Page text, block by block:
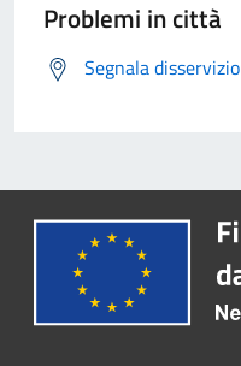
Problemi in città
Segnala disservizio